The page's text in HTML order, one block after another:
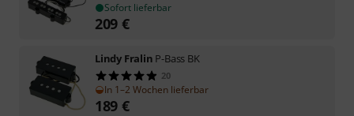
Sofort lieferbar
209 €
Lindy Fralin P-Bass BK
20
In 1–2 Wochen lieferbar
189 €